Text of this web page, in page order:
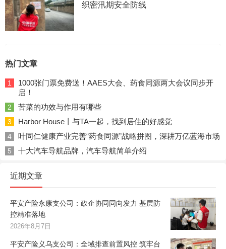
织密汛期安全防线
热门文章
1
1000张门票免费送！AAES大会、药食同源两大会议同步开
启！
2 苦菜的功效与作用有哪些
3 Harbor House丨与TA一起，找到居住的好感觉
4 叶同仁健康产业完善“药食同源”战略拼图，深耕万亿蓝海市场
5 十大汽车导航品牌，汽车导航简单介绍
近期文章
平安产险永康支公司：政企协同同向发力 基层防
控精准落地
2026年8月7日
平安产险义乌支公司：全域排查前置风控 筑牢台